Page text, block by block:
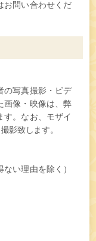
お問い合わせくだ
の写真撮影・ビデ
画像・映像は、弊
す。なお、モザイ
影致します。
い理由を除く）